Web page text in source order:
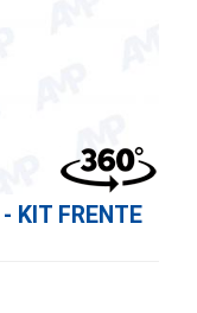
KIT FRENTE